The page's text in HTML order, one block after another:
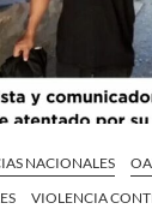
NACIONALES
VIOLENCIA